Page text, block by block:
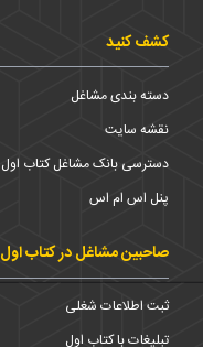
کشف کنید
دسته بندی مشاغل
نقشه سایت
دسترسی بانک مشاغل کتاب اول
پنل اس ام اس
صاحبین مشاغل در کتاب اول
ثبت اطلاعات شغلی
تبلیغات با کتاب اول